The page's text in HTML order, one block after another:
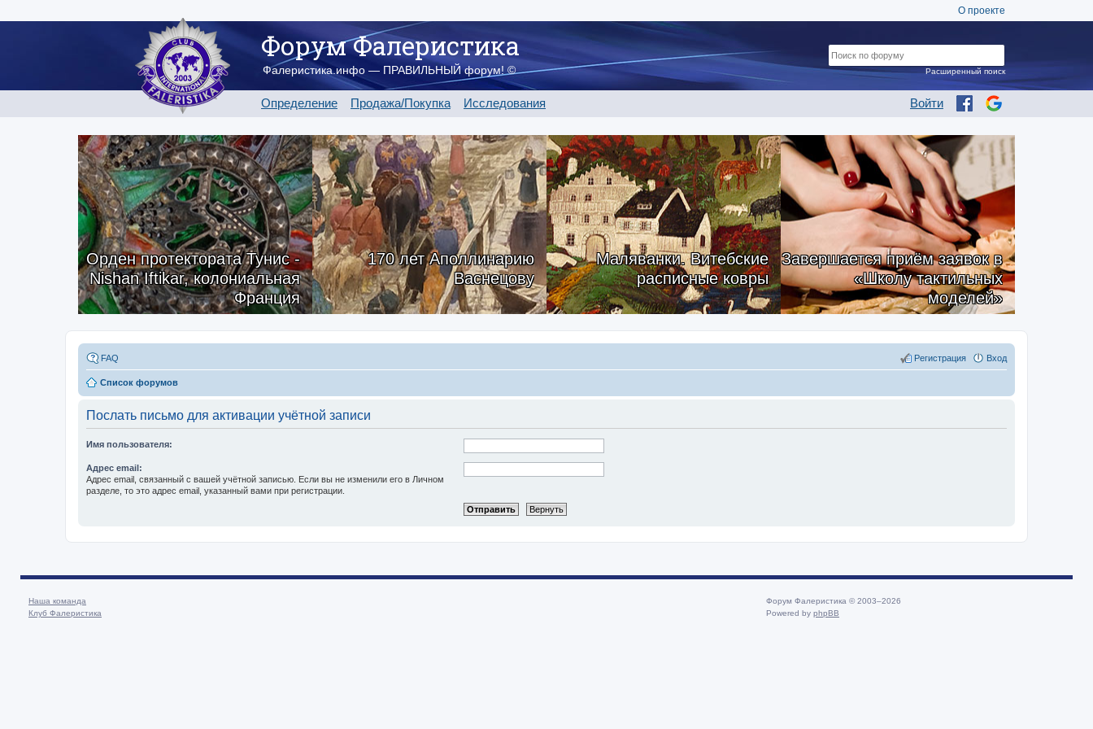
О проекте
Форум Фалеристика
Фалеристика.инфо — ПРАВИЛЬНЫЙ форум! ©
Определение Продажа/Покупка Исследования Войти
Расширенный поиск
Орден протектората Тунис -
Nishan Iftikar, колониальная
Франция
170 лет Аполлинарию
Васнецову
Маляванки. Витебские
расписные ковры
Завершается приём заявок в
«Школу тактильных
моделей»
FAQ Вход
Регистрация
Список форумов
Послать письмо для активации учётной записи
Имя пользователя:
Адрес email:
Адрес email, связанный с вашей учётной записью. Если вы не изменили его в Личном
разделе, то это адрес email, указанный вами при регистрации.
Наша команда
Клуб Фалеристика
Форум Фалеристика © 2003–2026
Powered by phpBB